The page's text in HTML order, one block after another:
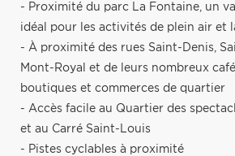
- Proximité du parc La Fontaine, un
idéal pour les activités de plein air et
- À proximité des rues Saint-Denis,
Mont-Royal et de leurs nombreux
boutiques et commerces de quartier
- Accès facile au Quartier des
et au Carré Saint-Louis
- Pistes cyclables à proximité